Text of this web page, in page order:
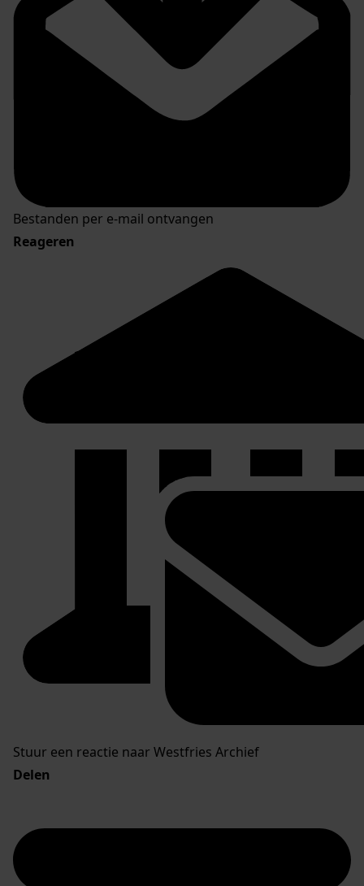
Bestanden per e-mail ontvangen
Reageren
Stuur een reactie naar Westfries Archief
Delen